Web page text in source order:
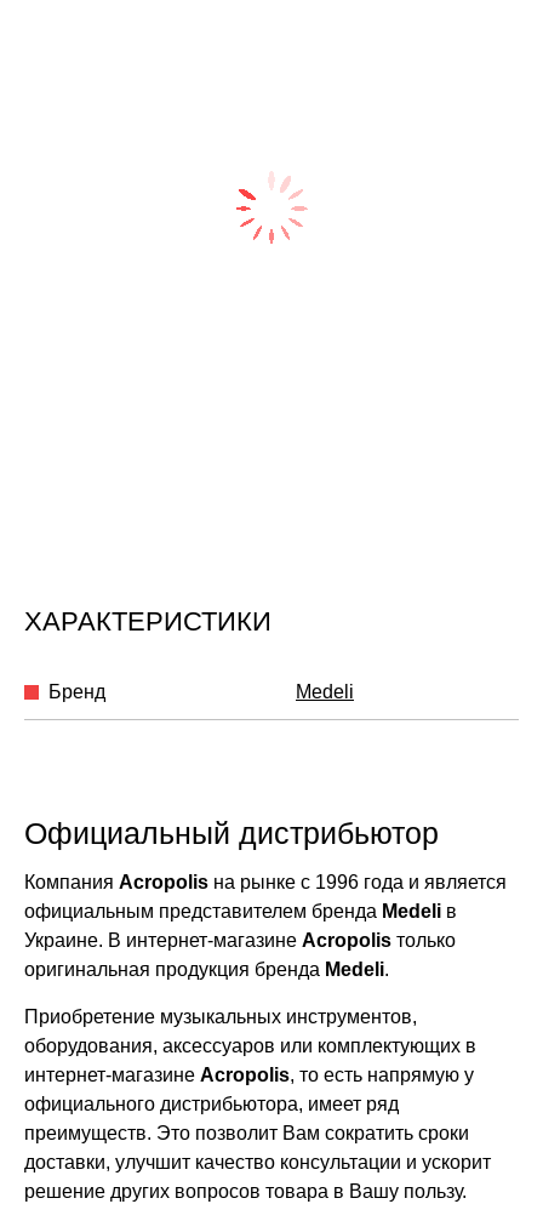
ХАРАКТЕРИСТИКИ
Бренд Medeli
Официальный дистрибьютор
Компания Acropolis на рынке с 1996 года и является
официальным представителем бренда Medeli в
Украине. В интернет-магазине Acropolis только
оригинальная продукция бренда Medeli.
Приобретение музыкальных инструментов,
оборудования, аксессуаров или комплектующих в
интернет-магазине Acropolis, то есть напрямую у
официального дистрибьютора, имеет ряд
преимуществ. Это позволит Вам сократить сроки
доставки, улучшит качество консультации и ускорит
решение других вопросов товара в Вашу пользу.